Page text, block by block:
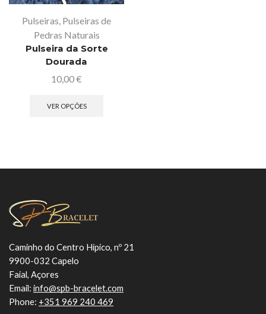
Pulseiras, Pulseiras de
Pedras Naturais
Pulseira da Sorte
Dourada
10,00€
VER OPÇÕES
Caminho do Centro Hípico, nº 21
9900-032 Capelo
Faial, Açores
Email: info@spb-bracelet.com
Phone: +351 969 240 469